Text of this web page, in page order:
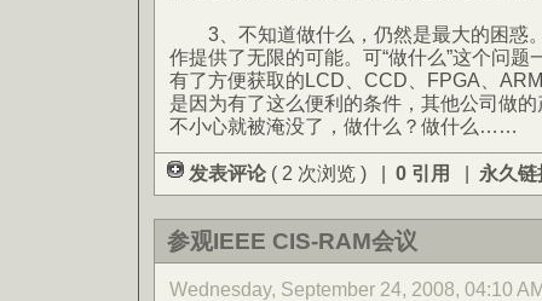
3、不知道做什么，仍然是最大的困惑
作提供了无限的可能。可“做什么”这个问
有了方便获取的LCD、CCD、FPGA、
是因为有了这么便利的条件，其他公司做
不小心就被淹没了，做什么？做什么……
发表评论 ( 2 次浏览 ) | 0 引用 | 永久链
参观IEEE CIS-RAM会议
Wednesday, September 24, 2008, 04:10